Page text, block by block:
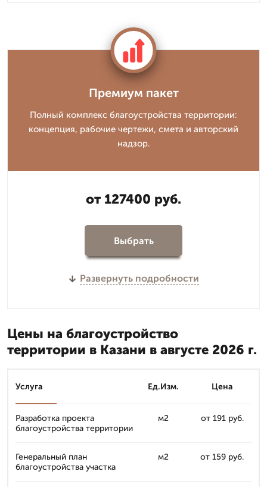
Премиум пакет
Полный комплекс благоустройства территории:
концепция, рабочие чертежи, смета и авторский
надзор.
от 127400 руб.
Выбрать
Развернуть подробности
Цены на благоустройство
территории в Казани в августе 2026 г.
Услуга Ед.Изм. Цена
Разработка проекта
благоустройства территории
м2 от 191 руб.
Генеральный план
благоустройства участка
м2 от 159 руб.